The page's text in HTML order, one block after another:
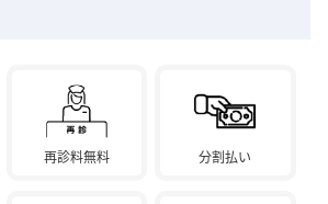
再診料無料 分割払い